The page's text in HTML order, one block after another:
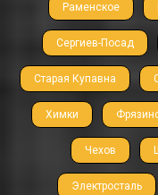
Раменское
Сергиев-Посад
Старая Купавна
Химки
Чехов
Электросталь